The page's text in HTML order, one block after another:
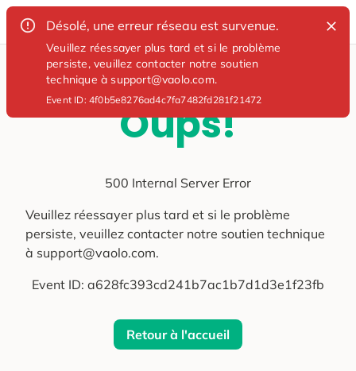
Désolé, une erreur réseau est survenue.
Veuillez réessayer plus tard et si le problème
persiste, veuillez contacter notre soutien
technique à support@vaolo.com.
Event ID:4f0b5e8276ad4c7fa7482fd281f21472
Oups!
500 Internal Server Error
Veuillez réessayer plus tard et si le problème
persiste, veuillez contacter notre soutien technique
à support@vaolo.com.
Event ID: a628fc393cd241b7ac1b7d1d3e1f23fb
Retour à l'accueil